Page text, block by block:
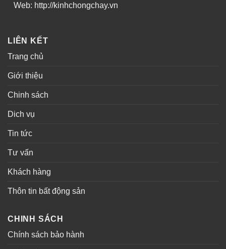
Web: http://kinhchongchay.vn
LIÊN KẾT
Trang chủ
Giới thiệu
Chinh sách
Dich vụ
Tin tức
Tư vấn
Khách hàng
Thôn tin bất động sản
CHINH SÁCH
Chính sách bảo hành